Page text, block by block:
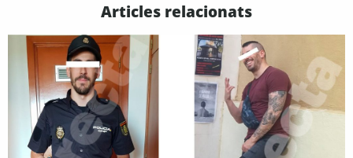
Articles relacionats